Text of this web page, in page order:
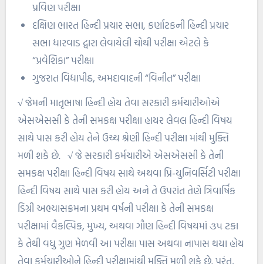
પ્રવિણ પરીક્ષા
દક્ષિણ ભારત હિન્દી પ્રચાર સભા, કર્ણાટકની હિન્દી પ્રચાર
સભા ધારવાડ દ્વારા લેવાયેલી ચોથી પરીક્ષા એટલે કે
“પ્રવેશિકા” પરીક્ષા
ગુજરાત વિદ્યાપીઠ, અમદાવાદની “વિનીત” પરીક્ષા
√જેમની માતૃભાષા હિન્દી હોય તેવા સરકારી કર્મચારીઓએ
એસએસસી કે તેની સમકક્ષ પરીક્ષા હાયર લેવલ હિન્દી વિષય
સાથે પાસ કરી હોય તેને ઉચ્ચ શ્રેણી હિન્દી પરીક્ષા માંથી મુક્તિ
મળી શકે છે. √જે સરકારી કર્મચારીએ એસએસસી કે તેની
સમકક્ષ પરીક્ષા હિન્દી વિષય સાથે અથવા પ્રિ-યુનિવર્સિટી પરીક્ષા
હિન્દી વિષય સાથે પાસ કરી હોય અને તે ઉપરાંત તેણે ત્રિવાર્ષિક
ડિગ્રી અભ્યાસક્રમના પ્રથમ વર્ષની પરીક્ષા કે તેની સમકક્ષ
પરીક્ષામાં વૈકલ્પિક, મુખ્ય, અથવા ગૌણ હિન્દી વિષયમાં ૩૫ ટકા
કે તેથી વધુ ગુણ મેળવી આ પરીક્ષા પાસ અથવા નાપાસ થયા હોય
તેવા કર્મચારીઓને હિન્દી પરીક્ષામાંથી મુક્તિ મળી શકે છે. પરંતુ,